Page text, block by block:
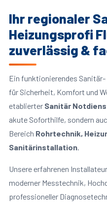
Ihr regionaler
Heizungsprofi
zuverlässig &
Ein funktionierendes
für Sicherheit, Komfort und
etablierter Sanitär
akute Soforthilfe, sondern
Bereich Rohrtechnik,
Sanitärinstallation.
Unsere erfahrenen
moderner Messtechnik,
professioneller